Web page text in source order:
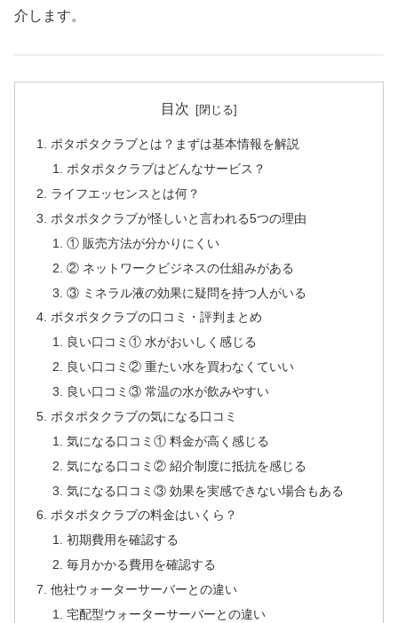
介します。
目次
ポタポタクラブとは？まずは基本情報を解説
ポタポタクラブはどんなサービス？
ライフエッセンスとは何？
ポタポタクラブが怪しいと言われる5つの理由
① 販売方法が分かりにくい
② ネットワークビジネスの仕組みがある
③ ミネラル液の効果に疑問を持つ人がいる
ポタポタクラブの口コミ・評判まとめ
良い口コミ① 水がおいしく感じる
良い口コミ② 重たい水を買わなくていい
良い口コミ③ 常温の水が飲みやすい
ポタポタクラブの気になる口コミ
気になる口コミ① 料金が高く感じる
気になる口コミ② 紹介制度に抵抗を感じる
気になる口コミ③ 効果を実感できない場合もある
ポタポタクラブの料金はいくら？
初期費用を確認する
毎月かかる費用を確認する
他社ウォーターサーバーとの違い
宅配型ウォーターサーバーとの違い